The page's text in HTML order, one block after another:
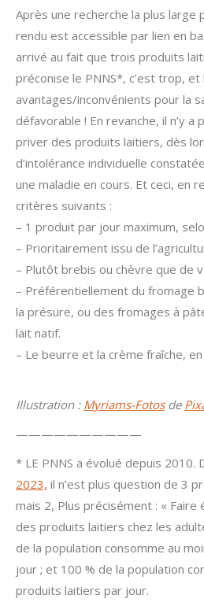
Après une recherche la plus large
rendu est accessible par lien en
arrivé au fait que trois produits
préconise le PNNS*, c’est trop, et
avantages/inconvénients pour la
défavorable ! En revanche, il n’y a
priver des produits laitiers, dès
d’intolérance individuelle
une maladie en cours. Et ceci, en
critères suivants :
– 1 produit par jour maximum,
– Prioritairement issu de
– Plutôt brebis ou chèvre que de
– Préférentiellement du fromage
la présure, ou des fromages à
lait natif.
– Le beurre et la crème fraîche,
Illustration : Myriams-Fotosde
——————————
* LE PNNS a évolué depuis 2010.
2023, il n’est plus question de 3
mais 2, Plus précisément : « Faire
des produits laitiers chez les
de la population consomme au
jour ; et 100 % de la population
produits laitiers par jour.